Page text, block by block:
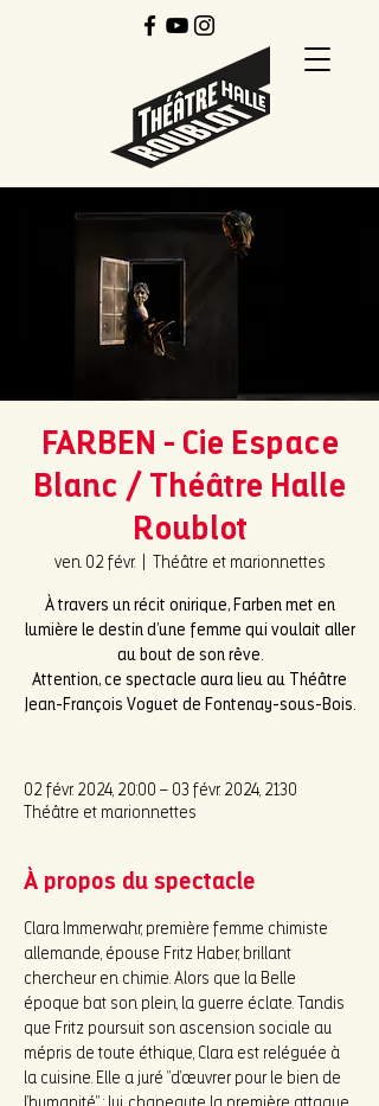
FARBEN - Cie Espace
Blanc / Théâtre Halle
Roublot
ven. 02 févr.
  |
Théâtre et marionnettes
À travers un récit onirique, Farben met en
lumière le destin d’une femme qui voulait aller
au bout de son rêve.
Attention, ce spectacle aura lieu au Théâtre
Jean-François Voguet de Fontenay-sous-Bois.
02 févr. 2024, 20:00 – 03 févr. 2024, 21:30
Théâtre et marionnettes
À propos du spectacle
Clara Immerwahr, première femme chimiste
allemande, épouse Fritz Haber, brillant
chercheur en chimie. Alors que la Belle
époque bat son plein, la guerre éclate. Tandis
que Fritz poursuit son ascension sociale au
mépris de toute éthique, Clara est reléguée à
la cuisine. Elle a juré “d’œuvrer pour le bien de